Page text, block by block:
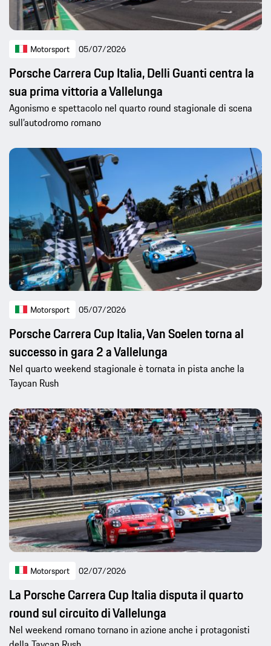
Motorsport 05/07/2026
Porsche Carrera Cup Italia, Delli Guanti centra la
sua prima vittoria a Vallelunga
Agonismo e spettacolo nel quarto round stagionale di scena
sull’autodromo romano
Motorsport 05/07/2026
Porsche Carrera Cup Italia, Van Soelen torna al
successo in gara 2 a Vallelunga
Nel quarto weekend stagionale è tornata in pista anche la
Taycan Rush
Motorsport 02/07/2026
La Porsche Carrera Cup Italia disputa il quarto
round sul circuito di Vallelunga
Nel weekend romano tornano in azione anche i protagonisti